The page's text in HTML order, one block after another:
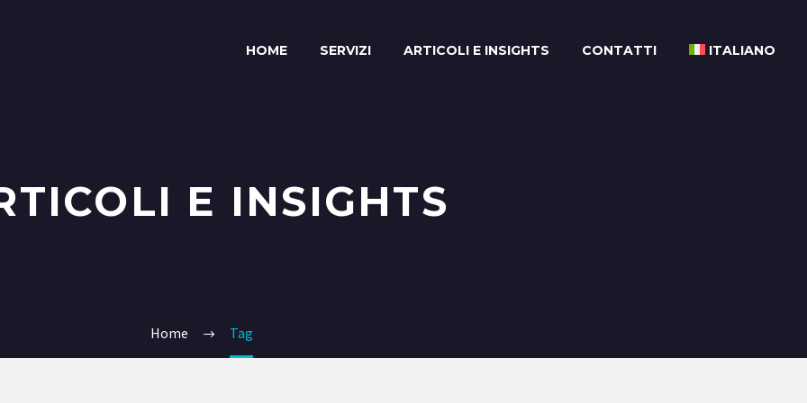
HOME SERVIZI ARTICOLI E INSIGHTS CONTATTI ITALIANO
E INSIGHTS
Home Tag